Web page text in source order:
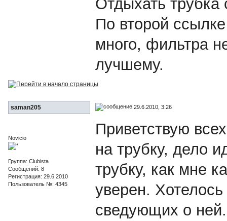
Отдыхать трубка
По второй
много, фильтра
лучшему.
saman205 29.6.2010, 3:26
Novicio
Группа: Clubista
Сообщений: 8
Регистрация: 29.6.2010
Пользователь №: 4345
Приветствую
на трубку, дело
трубку, как мне
уверен.
сведующих о